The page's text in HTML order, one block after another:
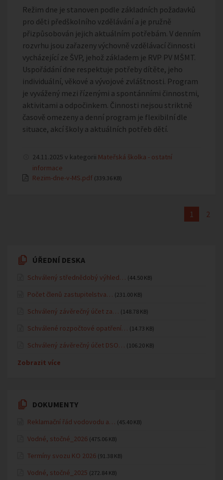
Režim dne je stanoven podle základních požadavků
pro děti předškolního vzdělávání a je pružně
přizpůsobován jejich aktuálním potřebám. V denním
rozvrhu jsou zařazeny výchovně vzdělávací činnosti
vycházející ze ŠVP, jehož základem je RVP PV MŠMT.
Uspořádání dne respektuje potřeby dítěte, jeho
individuální, věkové a vývojové zvláštnosti. Program
je vyvážený mezi řízenými a spontánními činnostmi,
aktivitami a odpočinkem. Činnosti nejsou striktně
časově omezeny a denní program je flexibilní dle
situace, akcí školy a aktuálních potřeb dětí.
24.11.2025 v kategorii Mateřská školka - ostatní
informace
Rezim-dne-v-MS.pdf (339.36 KB)
1 2
ÚŘEDNÍ DESKA
Schválený střednědobý výhled… (44.50 KB)
Počet členů zastupitelstva… (231.00 KB)
Schválený závěrečný účet za… (148.78 KB)
Schválené rozpočtové opatření… (14.73 KB)
Schválený závěrečný účet DSO… (106.20 KB)
Zobrazit více
DOKUMENTY
Reklamační řád vodovodu a… (45.40 KB)
Vodné, stočné_2026 (475.06 KB)
Termíny svozu KO 2026 (91.38 KB)
Vodné, stočné_2025 (272.84 KB)